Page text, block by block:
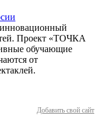
Проект «ТОЧКА
обучающие
от
Добавить свой сайт